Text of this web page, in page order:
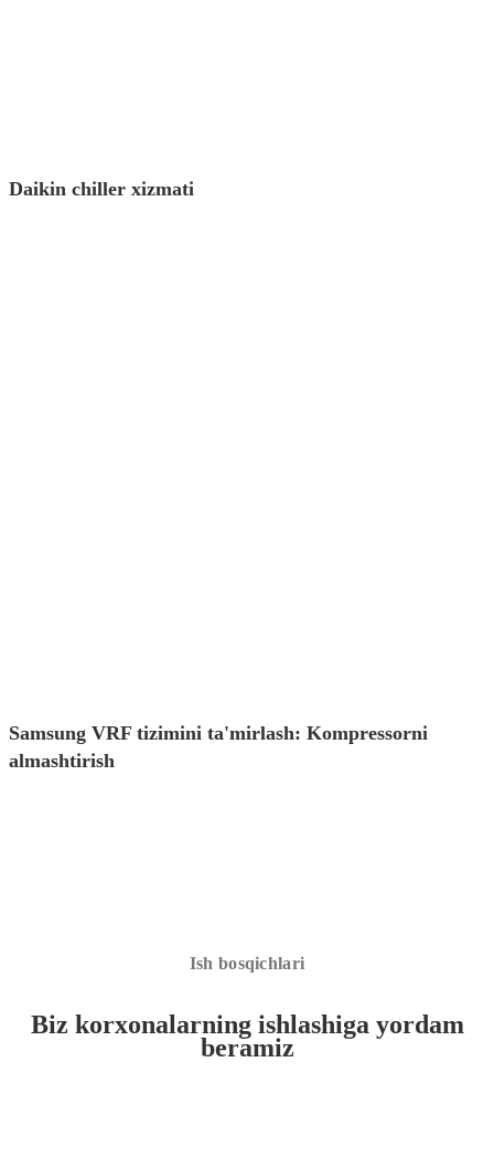
Daikin chiller xizmati
Samsung VRF tizimini ta'mirlash: Kompressorni
almashtirish
Ish bosqichlari
Biz korxonalarning ishlashiga yordam
beramiz